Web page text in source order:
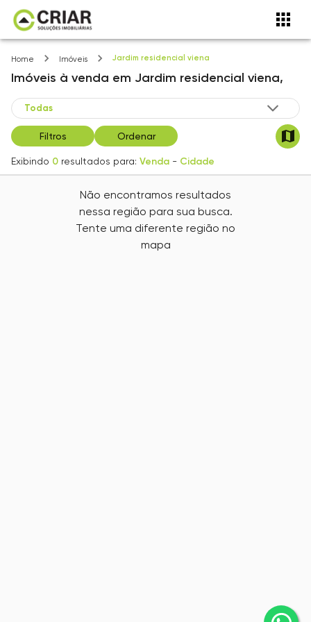
Home Imóveis Jardim residencial viena
Imóveis à venda em Jardim residencial viena,
Filtros Ordenar
Exibindo 0 resultados para: Venda - Cidade
Não encontramos resultados
nessa região para sua busca.
Tente uma diferente região no
mapa